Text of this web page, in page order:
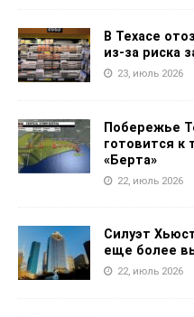
В Техасе
из-за риска
23, июль 2026
Побережье
готовится к
«Берта»
22, июль 2026
Силуэт
еще более
22, июль 2026